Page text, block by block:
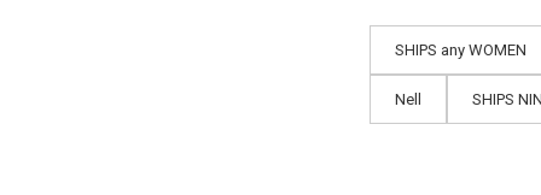
SHIPS any WOMEN
Nell SHIPS